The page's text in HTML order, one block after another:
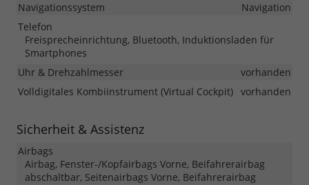
Navigationssystem
Navigation
Telefon
Freisprecheinrichtung, Bluetooth, Induktionsladen für
Smartphones
Uhr & Drehzahlmesser
vorhanden
Volldigitales Kombiinstrument (Virtual Cockpit) vorhanden
Sicherheit & Assistenz
Airbags
Airbag, Fenster-/Kopfairbags Vorne, Beifahrerairbag
abschaltbar, Seitenairbags Vorne, Beifahrerairbag